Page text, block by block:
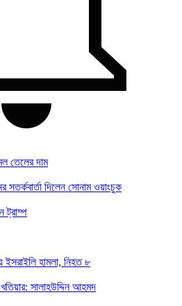
তেলের দাম
দিলেন সোনাম ওয়াংচুক
ট্রাম্প
হামলা, নিহত ৮
সালাহউদ্দিন আহমদ